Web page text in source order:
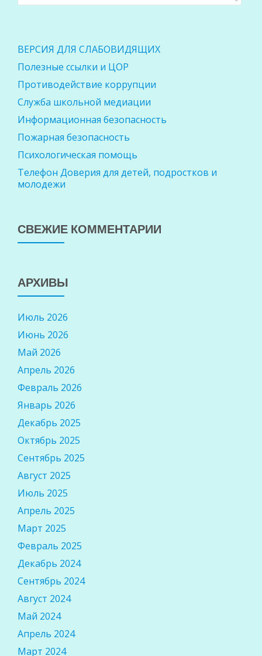
ВЕРСИЯ ДЛЯ СЛАБОВИДЯЩИХ
Полезные ссылки и ЦОР
Противодействие коррупции
Служба школьной медиации
Информационная безопасность
Пожарная безопасность
Психологическая помощь
Телефон Доверия для детей, подростков и
молодежи
СВЕЖИЕ КОММЕНТАРИИ
АРХИВЫ
Июль 2026
Июнь 2026
Май 2026
Апрель 2026
Февраль 2026
Январь 2026
Декабрь 2025
Октябрь 2025
Сентябрь 2025
Август 2025
Июль 2025
Апрель 2025
Март 2025
Февраль 2025
Декабрь 2024
Сентябрь 2024
Август 2024
Май 2024
Апрель 2024
Март 2024